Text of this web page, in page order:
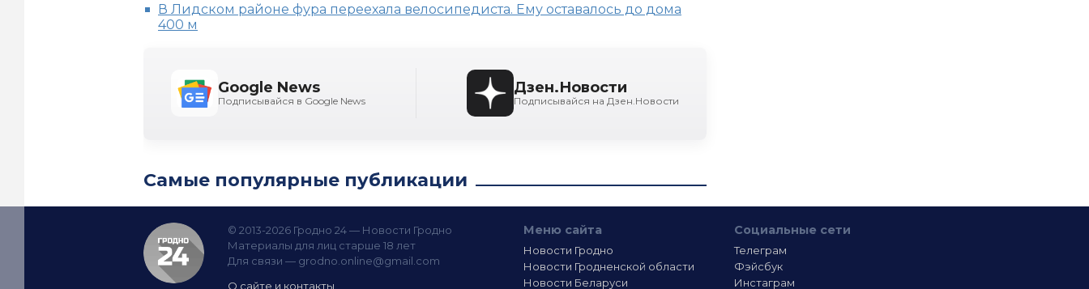
В Лидском районе фура переехала велосипедиста. Ему оставалось до дома
400 м
Google News
Подписывайся в Google News
Дзен.Новости
Подписывайся на Дзен.Новости
Самые популярные публикации
© 2013-2026 Гродно 24 — Новости Гродно
Материалы для лиц старше 18 лет
Для связи — grodno.online@gmail.com
О сайте и контакты
Меню сайта
Новости Гродно
Новости Гродненской области
Новости Беларуси
Социальные сети
Телеграм
Фэйсбук
Инстаграм